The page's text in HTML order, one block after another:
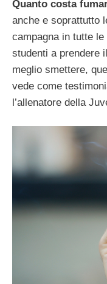
Quanto costa
anche e soprattutto
campagna in tutte
studenti a prendere
meglio smettere,
vede come
l’allenatore della